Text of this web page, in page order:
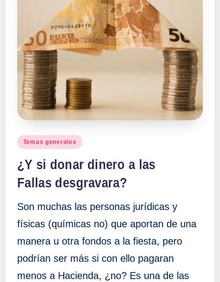
Publicado
Temas generales
¿Y si donar dinero a las
Fallas desgravara?
Son muchas las personas jurídicas y
físicas (químicas no) que aportan de una
manera u otra fondos a la fiesta, pero
podrían ser más si con ello pagaran
menos a Hacienda, ¿no? Es una de las